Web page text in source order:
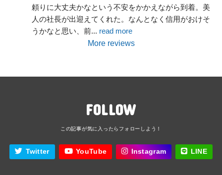
頼りに大丈夫かなという不安をかかえながら到着。美
人の社長が出迎えてくれた。なんとなく信用がおけそ
うかなと思い、前... read more
More reviews
FOLLOW
Twitter YouTube Instagram LINE